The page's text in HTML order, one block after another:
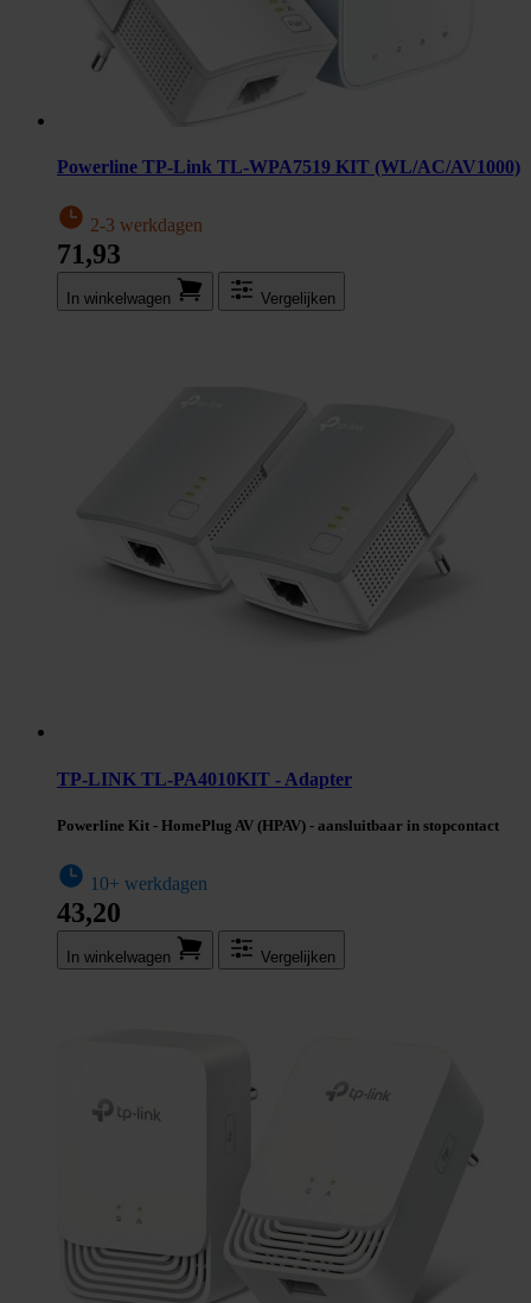
Powerline TP-Link TL-WPA7519 KIT (WL/AC/AV1000)
2-3 werkdagen
71,93
In winkel­wagen Vergelijken
TP-LINK TL-PA4010KIT - Adapter
Powerline Kit - HomePlug AV (HPAV) - aansluitbaar in stopcontact
10+ werkdagen
43,20
In winkel­wagen Vergelijken